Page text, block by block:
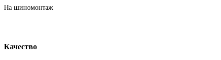
На шиномонтаж
Качество